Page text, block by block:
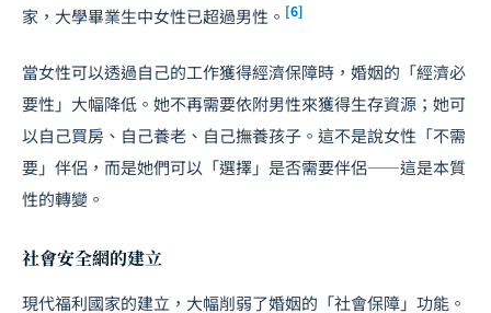
家，大學畢業生中女性已超過男性。 [6]
當女性可以透過自己的工作獲得經濟保障時，婚姻的「經濟必
要性」大幅降低。她不再需要依附男性來獲得生存資源；她可
以自己買房、自己養老、自己撫養孩子。這不是說女性「不需
要」伴侶，而是她們可以「選擇」是否需要伴侶——這是本質
性的轉變。
社會安全網的建立
現代福利國家的建立，大幅削弱了婚姻的「社會保障」功能。